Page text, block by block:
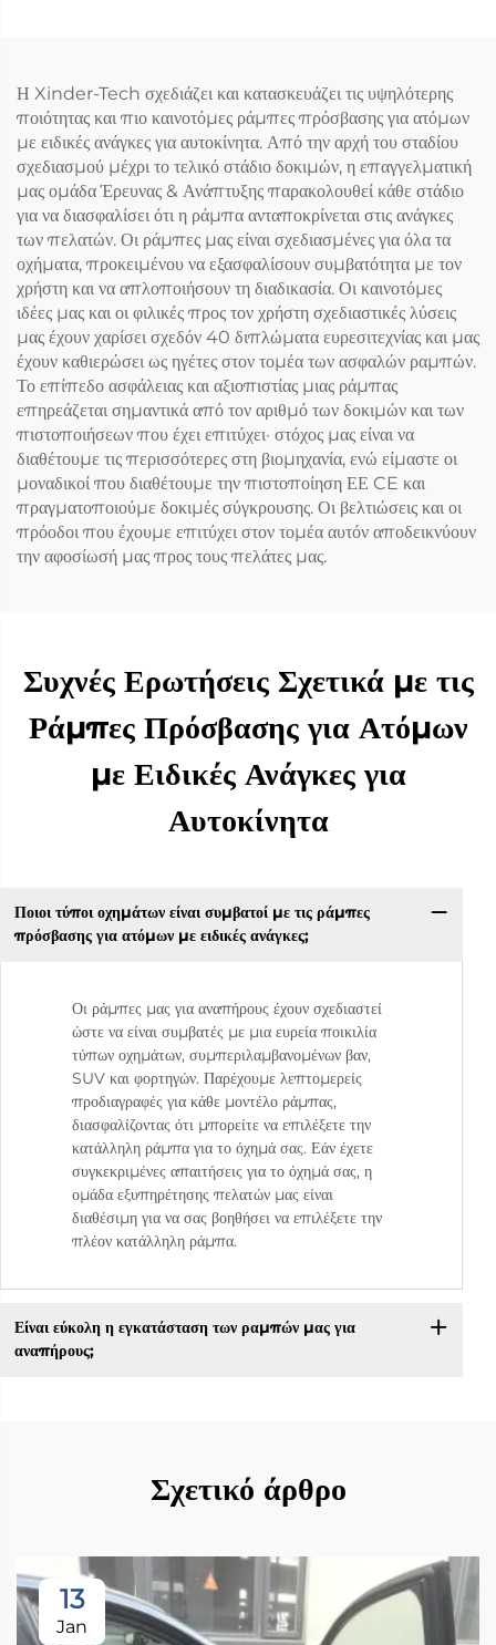
Η Xinder-Tech σχεδιάζει και κατασκευάζει τις υψηλότερης
ποιότητας και πιο καινοτόμες ράμπες πρόσβασης για ατόμων
με ειδικές ανάγκες για αυτοκίνητα. Από την αρχή του σταδίου
σχεδιασμού μέχρι το τελικό στάδιο δοκιμών, η επαγγελματική
μας ομάδα Έρευνας & Ανάπτυξης παρακολουθεί κάθε στάδιο
για να διασφαλίσει ότι η ράμπα ανταποκρίνεται στις ανάγκες
των πελατών. Οι ράμπες μας είναι σχεδιασμένες για όλα τα
οχήματα, προκειμένου να εξασφαλίσουν συμβατότητα με τον
χρήστη και να απλοποιήσουν τη διαδικασία. Οι καινοτόμες
ιδέες μας και οι φιλικές προς τον χρήστη σχεδιαστικές λύσεις
μας έχουν χαρίσει σχεδόν 40 διπλώματα ευρεσιτεχνίας και μας
έχουν καθιερώσει ως ηγέτες στον τομέα των ασφαλών ραμπών.
Το επίπεδο ασφάλειας και αξιοπιστίας μιας ράμπας
επηρεάζεται σημαντικά από τον αριθμό των δοκιμών και των
πιστοποιήσεων που έχει επιτύχει· στόχος μας είναι να
διαθέτουμε τις περισσότερες στη βιομηχανία, ενώ είμαστε οι
μοναδικοί που διαθέτουμε την πιστοποίηση ΕΕ CE και
πραγματοποιούμε δοκιμές σύγκρουσης. Οι βελτιώσεις και οι
πρόοδοι που έχουμε επιτύχει στον τομέα αυτόν αποδεικνύουν
την αφοσίωσή μας προς τους πελάτες μας.
Συχνές Ερωτήσεις Σχετικά με τις
Ράμπες Πρόσβασης για Ατόμων
με Ειδικές Ανάγκες για
Αυτοκίνητα
Ποιοι τύποι οχημάτων είναι συμβατοί με τις ράμπες
πρόσβασης για ατόμων με ειδικές ανάγκες;
Οι ράμπες μας για αναπήρους έχουν σχεδιαστεί
ώστε να είναι συμβατές με μια ευρεία ποικιλία
τύπων οχημάτων, συμπεριλαμβανομένων βαν,
SUV και φορτηγών. Παρέχουμε λεπτομερείς
προδιαγραφές για κάθε μοντέλο ράμπας,
διασφαλίζοντας ότι μπορείτε να επιλέξετε την
κατάλληλη ράμπα για το όχημά σας. Εάν έχετε
συγκεκριμένες απαιτήσεις για το όχημά σας, η
ομάδα εξυπηρέτησης πελατών μας είναι
διαθέσιμη για να σας βοηθήσει να επιλέξετε την
πλέον κατάλληλη ράμπα.
Είναι εύκολη η εγκατάσταση των ραμπών μας για
αναπήρους;
Σχετικό άρθρο
13
Jan